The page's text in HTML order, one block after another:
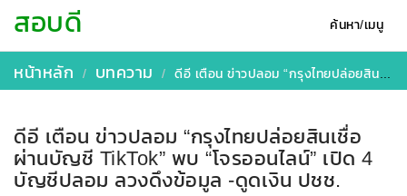
ค้นหา/เมนู
สอบดี
หน้าหลัก บทความ ดีอี เตือน ข่าวปลอม “กรุงไทยปล่อยสินเชื่อผ่านบัญชี TikTok” พบ “โจรออนไลน์” เปิด 4 บัญชีปลอม ลวงดึงข้อมูล -ดูดเงิน ปชช.
ดีอี เตือน ข่าวปลอม “กรุงไทยปล่อยสินเชื่อ
ผ่านบัญชี TikTok” พบ “โจรออนไลน์” เปิด 4
บัญชีปลอม ลวงดึงข้อมูล -ดูดเงิน ปชช.